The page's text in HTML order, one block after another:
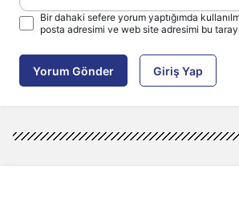
Bir dahaki sefere yorum yaptığımda
posta adresimi ve web site adresimi bu
Yorum Gönder Giriş Yap